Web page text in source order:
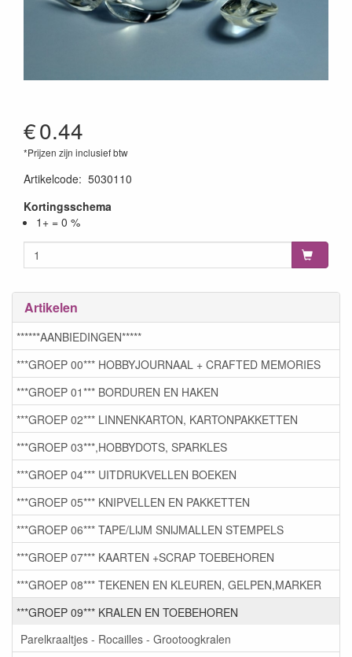
€0.44
*Prijzen zijn inclusief btw
Artikelcode: 5030110
Kortingsschema
1+ = 0 %
Artikelen
******AANBIEDINGEN*****
***GROEP 00*** HOBBYJOURNAAL + CRAFTED MEMORIES
***GROEP 01*** BORDUREN EN HAKEN
***GROEP 02*** LINNENKARTON, KARTONPAKKETTEN
***GROEP 03***,HOBBYDOTS, SPARKLES
***GROEP 04*** UITDRUKVELLEN BOEKEN
***GROEP 05*** KNIPVELLEN EN PAKKETTEN
***GROEP 06*** TAPE/LIJM SNIJMALLEN STEMPELS
***GROEP 07*** KAARTEN +SCRAP TOEBEHOREN
***GROEP 08*** TEKENEN EN KLEUREN, GELPEN,MARKER
***GROEP 09*** KRALEN EN TOEBEHOREN
Parelkraaltjes - Rocailles - Grootoogkralen